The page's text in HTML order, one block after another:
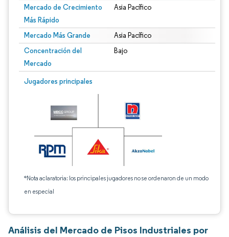
Mercado de Crecimiento
Más Rápido
Asia Pacífico
Mercado Más Grande Asia Pacífico
Concentración del
Mercado
Bajo
Jugadores principales
*Nota aclaratoria: los principales jugadores no se ordenaron de un modo
en especial
Análisis del Mercado de Pisos Industriales por